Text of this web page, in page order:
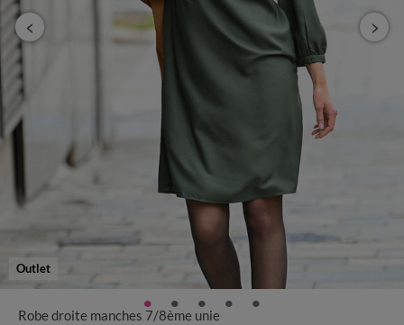
Outlet
Robe droite manches 7/8ème unie